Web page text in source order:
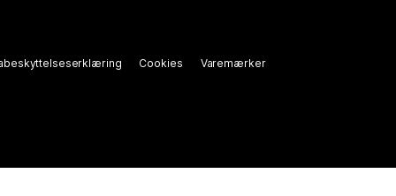
Cookies Varemærker